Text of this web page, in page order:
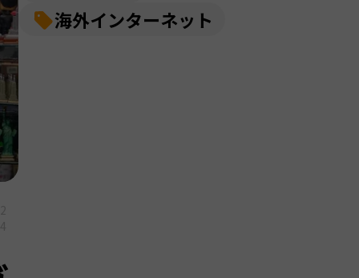
海外インターネット